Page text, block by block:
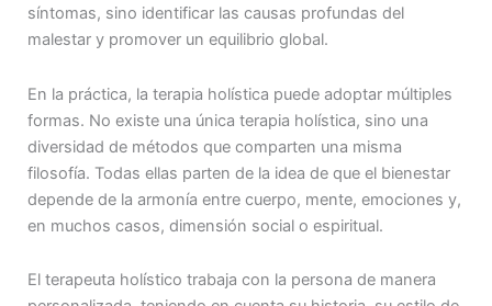
síntomas, sino identificar las causas profundas del
malestar y promover un equilibrio global.
En la práctica, la terapia holística puede adoptar múltiples
formas. No existe una única terapia holística, sino una
diversidad de métodos que comparten una misma
filosofía. Todas ellas parten de la idea de que el bienestar
depende de la armonía entre cuerpo, mente, emociones y,
en muchos casos, dimensión social o espiritual.
El terapeuta holístico trabaja con la persona de manera